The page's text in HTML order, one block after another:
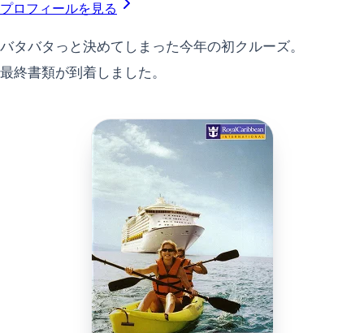
プロフィールを見る
バタバタっと決めてしまった今年の初クルーズ。
最終書類が到着しました。